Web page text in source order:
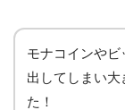
モナコインや
出してしまい大
た！